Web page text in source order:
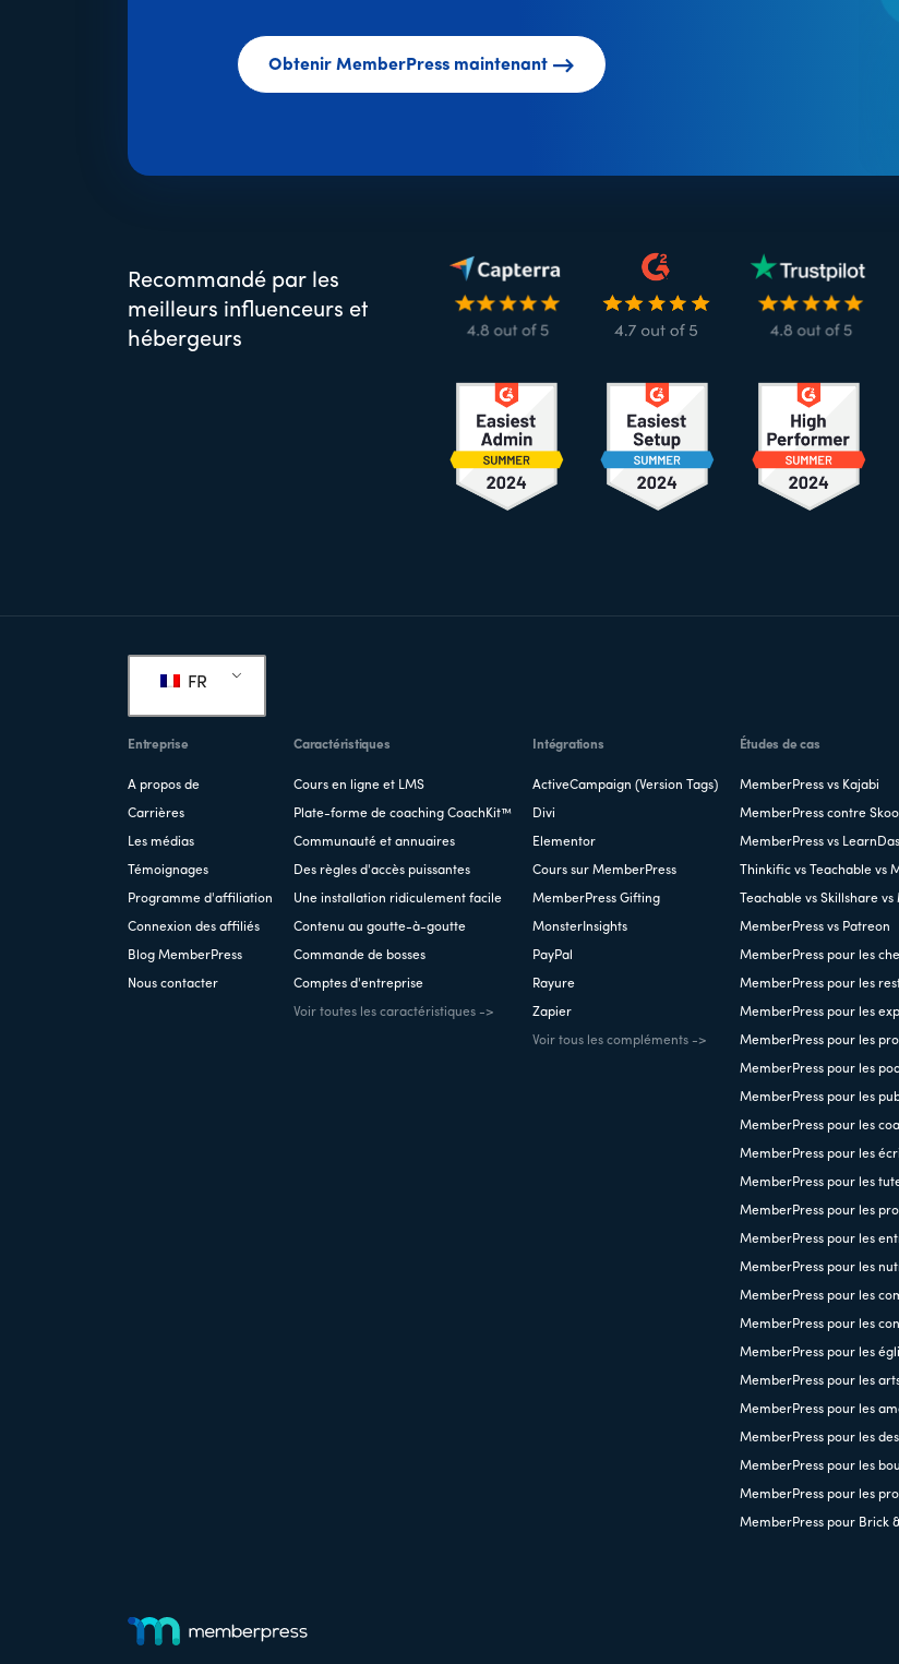
Obtenir MemberPress maintenant
Recommandé par les
meilleurs influenceurs et
hébergeurs
FR
Entreprise
A propos de
Carrières
Les médias
Témoignages
Programme d'affiliation
Connexion des affiliés
Blog MemberPress
Nous contacter
Caractéristiques
Cours en ligne et LMS
Plate-forme de coaching CoachKit™
Communauté et annuaires
Des règles d'accès puissantes
Une installation ridiculement facile
Contenu au goutte-à-goutte
Commande de bosses
Comptes d'entreprise
Voir toutes les caractéristiques ->
Intégrations
ActiveCampaign (Version Tags)
Divi
Elementor
Cours sur MemberPress
MemberPress Gifting
MonsterInsights
PayPal
Rayure
Zapier
Voir tous les compléments ->
Études de cas
MemberPress vs Kajabi
MemberPress contre Skool
MemberPress vs
Thinkific vs Teachable vs
Teachable vs Skillshare
MemberPress vs Patreon
MemberPress pour les
MemberPress pour les
MemberPress pour les
MemberPress pour les
MemberPress pour les
MemberPress pour les
MemberPress pour les
MemberPress pour les
MemberPress pour les
MemberPress pour les
MemberPress pour les
MemberPress pour les
MemberPress pour les
MemberPress pour les
MemberPress pour les
MemberPress pour les
MemberPress pour les
MemberPress pour les
MemberPress pour les
MemberPress pour les
MemberPress pour Brick